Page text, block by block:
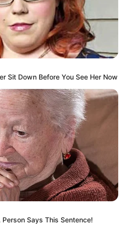
Sit Down Before You See Her Now
Says This Sentence!